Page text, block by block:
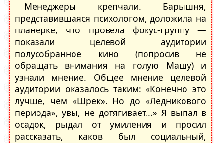
Менеджеры крепчали. Барышня,
представившаяся психологом, доложила на
планерке, что провела фокус-группу —
показали целевой аудитории
полусобранное кино (попросив не
обращать внимания на голую Машу) и
узнали мнение. Общее мнение целевой
аудитории оказалось таким: «Конечно это
лучше, чем «Шрек». Но до «Ледникового
периода», увы, не дотягивает...» Я выпал в
осадок, рыдал от умиления и просил
рассказать, каков был социальный,